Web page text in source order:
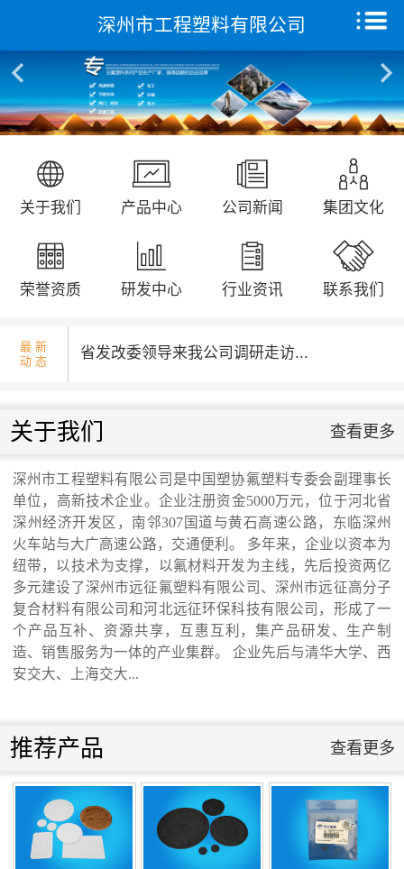
深州市工程塑料有限公司
关于我们 产品中心 公司新闻 集团文化
荣誉资质 研发中心 行业资讯 联系我们
最 新
动 态
核酸检测演练...
国庆升旗仪式...
省发改委领导来我公司调研走访...
交通运输行业标准《桥梁支座用高分子材料
滑板》 送审稿审查会在京召开...
河北省科学院与远征环保科技有限公司能源
式...
氟塑料行业兴氟沙龙...
关于我们 查看更多
深州市工程塑料有限公司是中国塑协氟塑料专委会副理事长
单位，高新技术企业。企业注册资金5000万元，位于河北省
深州经济开发区，南邻307国道与黄石高速公路，东临深州
火车站与大广高速公路，交通便利。 多年来，企业以资本为
纽带，以技术为支撑，以氟材料开发为主线，先后投资两亿
多元建设了深州市远征氟塑料有限公司、深州市远征高分子
复合材料有限公司和河北远征环保科技有限公司，形成了一
个产品互补、资源共享，互惠互利，集产品研发、生产制
造、销售服务为一体的产业集群。 企业先后与清华大学、西
安交大、上海交大...
推荐产品 查看更多
首页
关于我们
产品中心
远征研发中心
集团文化
新闻动态